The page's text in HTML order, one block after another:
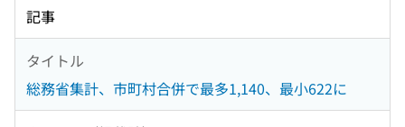
記事
タイトル
総務省集計、市町村合併で最多1,140、最小622に